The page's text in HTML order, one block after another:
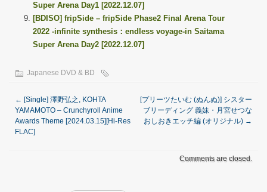
Super Arena Day1 [2022.12.07]
[BDISO] fripSide – fripSide Phase2 Final Arena Tour
2022 -infinite synthesis：endless voyage-in Saitama
Super Arena Day2 [2022.12.07]
Japanese DVD & BD
← [Single] 澤野弘之, KOHTA
YAMAMOTO – Crunchyroll Anime
Awards Theme [2024.03.15][Hi-Res
FLAC]
[プリーツたいむ (ぬんぬ)] シスター
ブリーディング 義妹・月宮せつな
おしおきエッチ編 (オリジナル) →
Comments are closed.